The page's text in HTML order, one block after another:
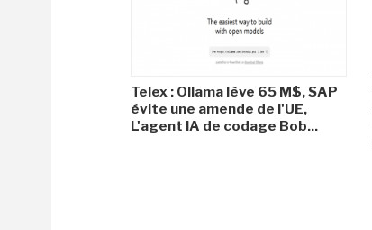
Telex : Ollama lève 65 M$, SAP
évite une amende de l'UE,
L'agent IA de codage Bob...